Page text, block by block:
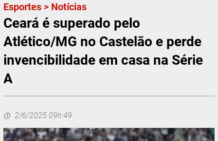
Esportes > Notícias
Ceará é superado pelo
Atlético/MG no Castelão e perde
invencibilidade em casa na Série
A
2/6/2025 09h:49